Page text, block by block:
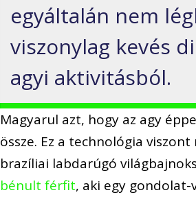
egyáltalán nem
viszonylag kevés
agyi aktivitásból.
Magyarul azt, hogy az agy
össze. Ez a technológia
brazíliai labdarúgó
bénult férfit, aki egy